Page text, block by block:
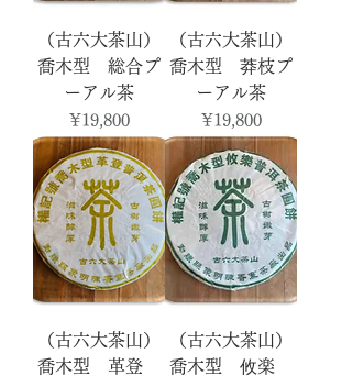
（古六大茶山）
喬木型 総合プ
ーアル茶
Price
¥19,800
（古六大茶山）
喬木型 莽枝プ
ーアル茶
Price
¥19,800
（古六大茶山）
喬木型 革登
（古六大茶山）
喬木型 攸楽